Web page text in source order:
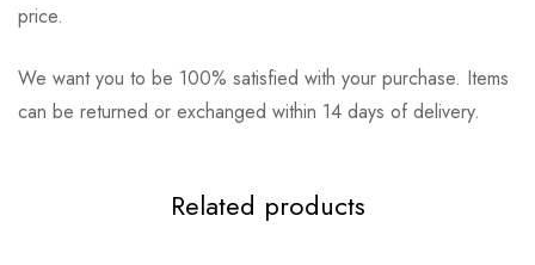
price.
We want you to be 100% satisfied with your purchase. Items
can be returned or exchanged within 14 days of delivery.
Related products